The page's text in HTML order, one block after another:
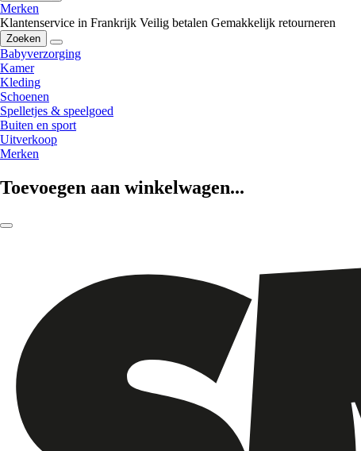
Merken
Klantenservice in Frankrijk Veilig betalen Gemakkelijk retourneren
Zoeken
Babyverzorging
Kamer
Kleding
Schoenen
Spelletjes & speelgoed
Buiten en sport
Uitverkoop
Merken
Toevoegen aan winkelwagen...